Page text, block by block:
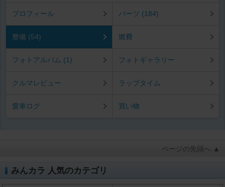
プロフィール パーツ (184)
整備 (54) 燃費
フォトアルバム (1) フォトギャラリー
クルマレビュー ラップタイム
愛車ログ 買い物
ページの先頭へ ▲
みんカラ 人気のカテゴリ